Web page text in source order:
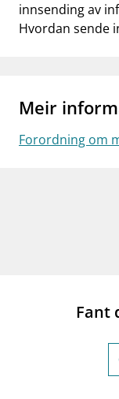
innsending av
Hvordan sende
Meir
Forordning om
Fant